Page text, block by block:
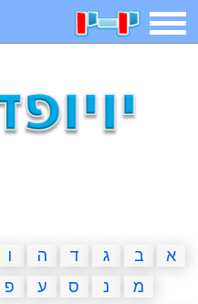
תפריט
איש תלוי מדריכים
א ב ג ד ה ו
מ
נ ס ע פ